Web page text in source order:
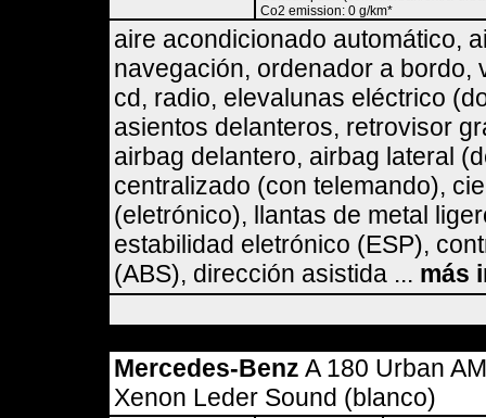
Co2 emission: 0 g/km*
aire acondicionado automático,
navegación, ordenador a bordo,
cd, radio, elevalunas eléctrico
asientos delanteros, retrovisor
airbag delantero, airbag lateral
centralizado (con telemando),
(eletrónico), llantas de metal
estabilidad eletrónico (ESP),
(ABS), dirección asistida ... más
Mercedes-Benz A 180 Urban
Xenon Leder Sound (blanco)